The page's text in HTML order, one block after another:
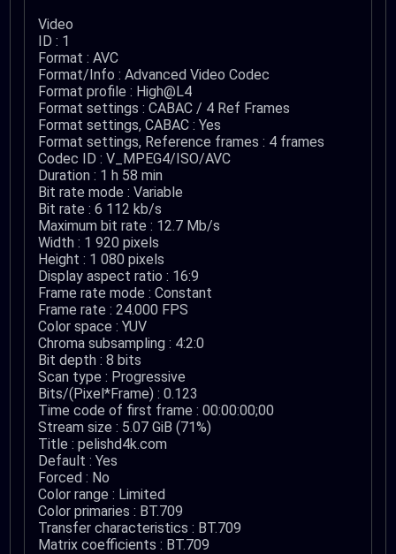
Video
ID : 1
Format : AVC
Format/Info : Advanced Video Codec
Format profile : High@L4
Format settings : CABAC / 4 Ref Frames
Format settings, CABAC : Yes
Format settings, Reference frames : 4 frames
Codec ID : V_MPEG4/ISO/AVC
Duration : 1 h 58 min
Bit rate mode : Variable
Bit rate : 6 112 kb/s
Maximum bit rate : 12.7 Mb/s
Width : 1 920 pixels
Height : 1 080 pixels
Display aspect ratio : 16:9
Frame rate mode : Constant
Frame rate : 24.000 FPS
Color space : YUV
Chroma subsampling : 4:2:0
Bit depth : 8 bits
Scan type : Progressive
Bits/(Pixel*Frame) : 0.123
Time code of first frame : 00:00:00;00
Stream size : 5.07 GiB (71%)
Title : pelishd4k.com
Default : Yes
Forced : No
Color range : Limited
Color primaries : BT.709
Transfer characteristics : BT.709
Matrix coefficients : BT.709